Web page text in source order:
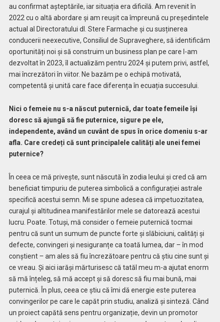
au confirmat așteptările, iar situația era dificilă. Am revenit în
2022 cu o altă abordare și am reușit ca împreună cu președintele
actual al Directoratului dl. Stere Farmache și cu susținerea
conducerii neexecutive, Consiliul de Supraveghere, să identificăm
oportunități noi și să construim un business plan pe care l-am
dezvoltat în 2023, îl actualizăm pentru 2024 și putem privi, astfel,
mai încrezători în viitor. Ne bazăm pe o echipă motivată,
competentă și unită care face diferența în ecuația succesului.
Nici o femeie nu s-a născut puternică, dar toate femeile își
doresc să ajungă să fie puternice, sigure pe ele,
independente, având un cuvânt de spus în orice domeniu s-ar
afla. Care credeți că sunt principalele calități ale unei femei
puternice?
În ceea ce mă privește, sunt născută în zodia leului și cred că am
beneficiat timpuriu de puterea simbolică a configurației astrale
specifică acestui semn. Mi se spune adesea că impetuozitatea,
curajul și altitudinea manifestărilor mele se datorează acestui
lucru. Poate. Totuși, mă consider o femeie puternică tocmai
pentru că sunt un sumum de puncte forte și slăbiciuni, calități și
defecte, convingeri și nesiguranțe ca toată lumea, dar – în mod
conștient – am ales să fiu încrezătoare pentru că știu cine sunt și
ce vreau. Și aici iarăși mărturisesc că tatăl meu m-a ajutat enorm
să mă înțeleg, să mă accept și să doresc să fiu mai bună, mai
puternică. În plus, ceea ce știu că îmi dă energie este puterea
convingerilor pe care le capăt prin studiu, analiză și sinteză. Când
un proiect capătă sens pentru organizație, devin un promotor